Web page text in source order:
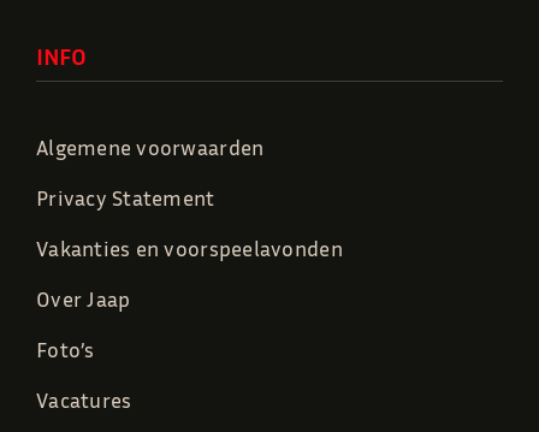
INFO
Algemene voorwaarden
Privacy Statement
Vakanties en voorspeelavonden
Over Jaap
Foto’s
Vacatures